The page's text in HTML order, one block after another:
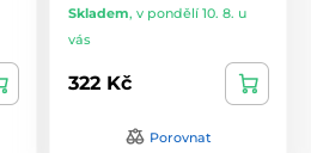
Skladem, v pondělí 10. 8. u
vás
322 Kč
Porovnat